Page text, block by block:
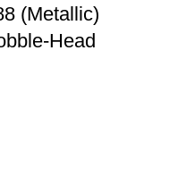
(Metallic)
Head